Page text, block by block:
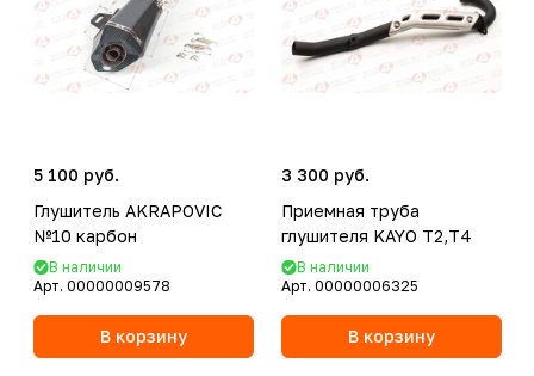
5 100 руб.
Глушитель AKRAPOVIC
№10 карбон
В наличии
Арт. 00000009578
В корзину
3 300 руб.
Приемная труба
глушителя KAYO Т2,Т4
В наличии
Арт. 00000006325
В корзину